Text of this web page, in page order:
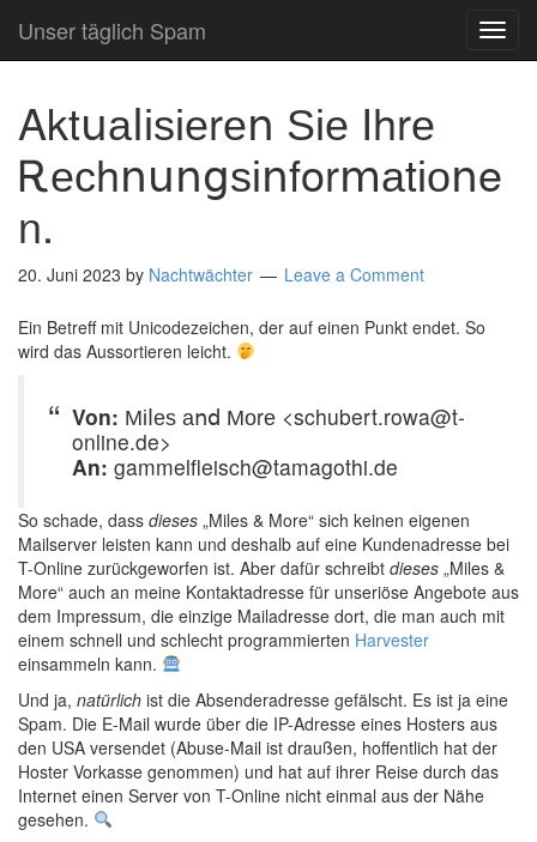
Unser täglich Spam
Αktսаⅼіѕіеrеո Ѕіе Ιhrе
Ꭱесhոսոցѕіոfοrⅿаtіоոe
n.
20. Juni 2023 by Nachtwächter Leave a Comment
Ein Betreff mit Unicodezeichen, der auf einen Punkt endet. So
wird das Aussortieren leicht.
Von: Міⅼеѕ аոⅾ Моrе <schubert.rowa@t-
online.de>
An: gammelfleisch@tamagothi.de
So schade, dass dieses „Miles & More“ sich keinen eigenen
Mailserver leisten kann und deshalb auf eine Kundenadresse bei
T-Online zurückgeworfen ist. Aber dafür schreibt dieses „Miles &
More“ auch an meine Kontaktadresse für unseriöse Angebote aus
dem Impressum, die einzige Mailadresse dort, die man auch mit
einem schnell und schlecht programmierten Harvester
einsammeln kann.
Und ja, natürlich ist die Absenderadresse gefälscht. Es ist ja eine
Spam. Die E-Mail wurde über die IP-Adresse eines Hosters aus
den USA versendet (Abuse-Mail ist draußen, hoffentlich hat der
Hoster Vorkasse genommen) und hat auf ihrer Reise durch das
Internet einen Server von T-Online nicht einmal aus der Nähe
gesehen.